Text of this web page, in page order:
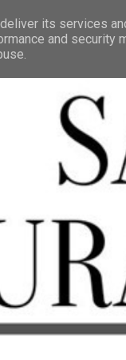
its services
and